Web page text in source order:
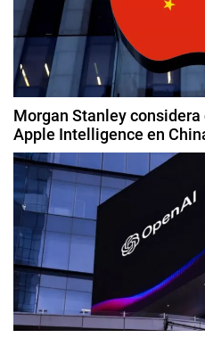
Morgan Stanley
Apple Intelligence en